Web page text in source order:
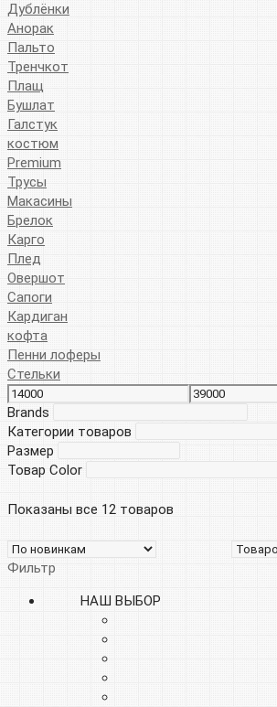
Дублёнки
Анорак
Пальто
Тренчкот
Плащ
Бушлат
Галстук
костюм
Premium
Трусы
Макасины
Брелок
Карго
Плед
Овершот
Сапоги
Кардиган
кофта
Пенни лоферы
Стельки
Brands
Категории товаров
Размер
Товар Color
Показаны все 12 товаров
Фильтр
НАШ ВЫБОР